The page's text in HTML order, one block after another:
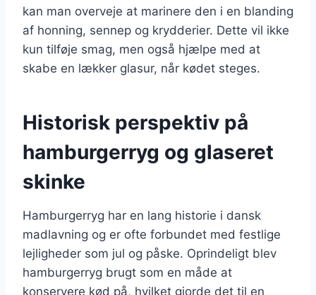
kan man overveje at marinere den i en blanding
af honning, sennep og krydderier. Dette vil ikke
kun tilføje smag, men også hjælpe med at
skabe en lækker glasur, når kødet steges.
Historisk perspektiv på
hamburgerryg og glaseret
skinke
Hamburgerryg har en lang historie i dansk
madlavning og er ofte forbundet med festlige
lejligheder som jul og påske. Oprindeligt blev
hamburgerryg brugt som en måde at
konservere kød på, hvilket gjorde det til en